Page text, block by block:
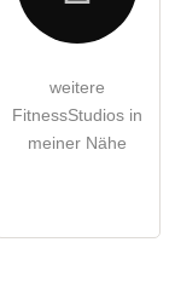
genommen.
weitere
FitnessStudios in
meiner Nähe